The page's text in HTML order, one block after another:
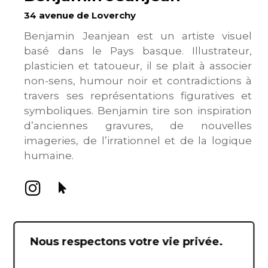
Nous respectons votre vie privée.
34 avenue de Loverchy
Benjamin Jeanjean est un artiste visuel
basé dans le Pays basque. Illustrateur,
plasticien et tatoueur, il se plait à associer
non-sens, humour noir et contradictions à
travers ses représentations figuratives et
symboliques. Benjamin tire son inspiration
d’anciennes gravures, de nouvelles
imageries, de l’irrationnel et de la logique
humaine.